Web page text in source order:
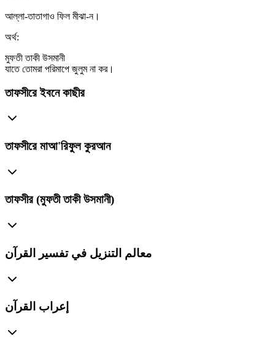
আল্লা-তাতাগাও ফিল মীঝা-ন।
অর্থ:
মুফতী তাকী উসমানী
যাতে তোমরা পরিমাপে জুলুম না কর।
তাফসীরে ইবনে কাছীর
তাফসীরে মাআ'রিফুল কুরআন
তাফসীর (মুফতী তাকী উসমানী)
معالم التنزيل في تفسير القرآن
إعراب القرآن